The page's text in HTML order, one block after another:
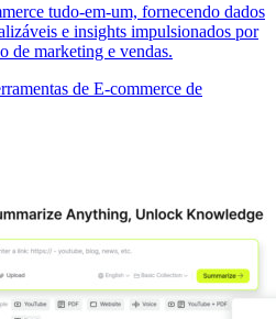
tudo-em-um, fornecendo dados
e insights impulsionados por
de marketing e vendas.
de E-commerce de